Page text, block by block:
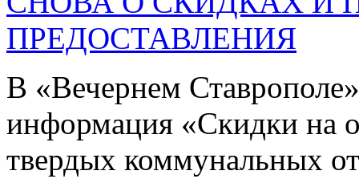
ПРЕДОСТАВЛЕНИЯ
В «Вечернем
информация «Скидки на
твердых коммунальных